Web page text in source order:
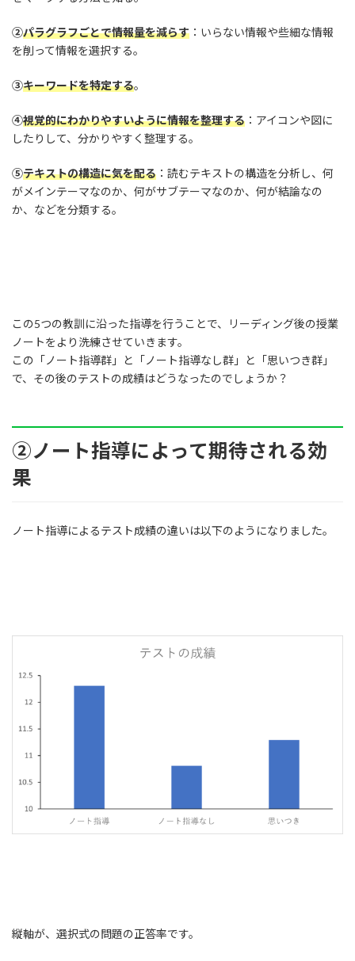
②パラグラフごとで情報量を減らす ：いらない情報や些細な情報
を削って情報を選択する。
③キーワードを特定する。
④視覚的にわかりやすいように情報を整理する ：アイコンや図に
したりして、分かりやすく整理する。
⑤テキストの構造に気を配る ：読むテキストの構造を分析し、何
がメインテーマなのか、何がサブテーマなのか、何が結論なの
か、などを分類する。
この5つの教訓に沿った指導を行うことで、リーディング後の授業
ノートをより洗練させていきます。
この「ノート指導群」と「ノート指導なし群」と「思いつき群」
で、その後のテストの成績はどうなったのでしょうか？
②ノート指導によって期待される効
果
ノート指導によるテスト成績の違いは以下のようになりました。
縦軸が、選択式の問題の正答率です。